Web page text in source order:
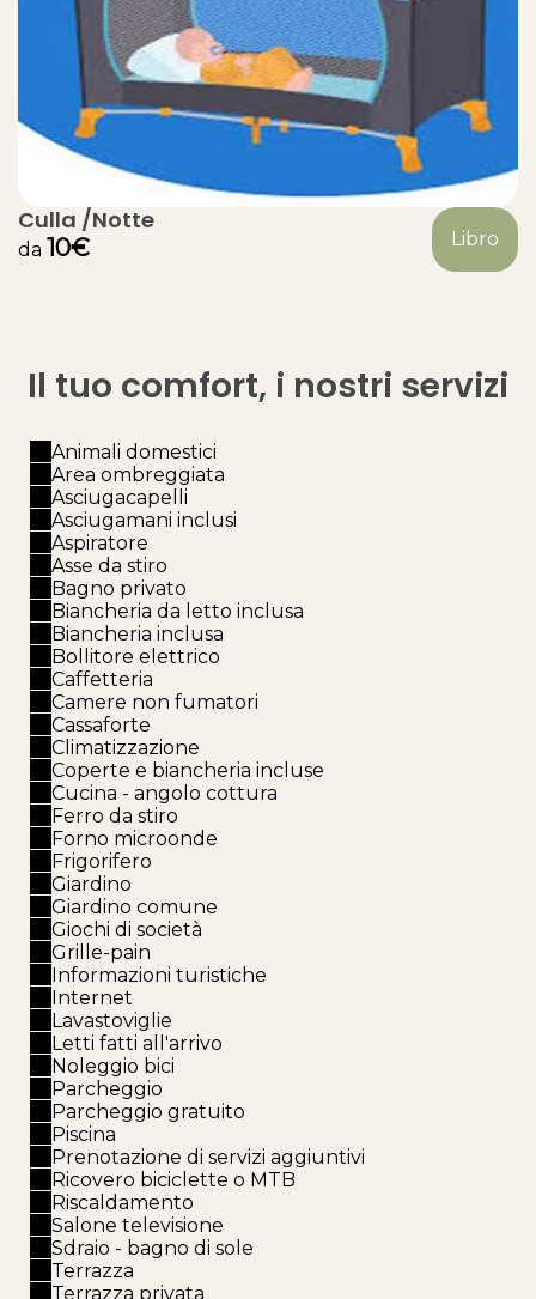
Culla /Notte
da 10€ Libro
Il tuo comfort, i nostri servizi
Animali domestici
Area ombreggiata
Asciugacapelli
Asciugamani inclusi
Aspiratore
Asse da stiro
Bagno privato
Biancheria da letto inclusa
Biancheria inclusa
Bollitore elettrico
Caffetteria
Camere non fumatori
Cassaforte
Climatizzazione
Coperte e biancheria incluse
Cucina - angolo cottura
Ferro da stiro
Forno microonde
Frigorifero
Giardino
Giardino comune
Giochi di società
Grille-pain
Informazioni turistiche
Internet
Lavastoviglie
Letti fatti all'arrivo
Noleggio bici
Parcheggio
Parcheggio gratuito
Piscina
Prenotazione di servizi aggiuntivi
Ricovero biciclette o MTB
Riscaldamento
Salone televisione
Sdraio - bagno di sole
Terrazza
Terrazza privata